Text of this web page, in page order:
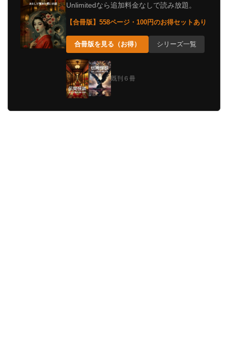
Unlimitedなら追加料金なしで読み放題。
【合冊版】558ページ・100円のお得セットあり
合冊版を見る（お得） シリーズ一覧
既刊６冊